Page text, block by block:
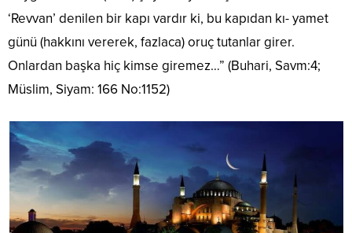
‘Revvan’ denilen bir kapı vardır ki, bu kapıdan kı- yamet
günü (hakkını vererek, fazlaca) oruç tutanlar girer.
Onlardan başka hiç kimse giremez…” (Buhari, Savm:4;
Müslim, Siyam: 166 No:1152)